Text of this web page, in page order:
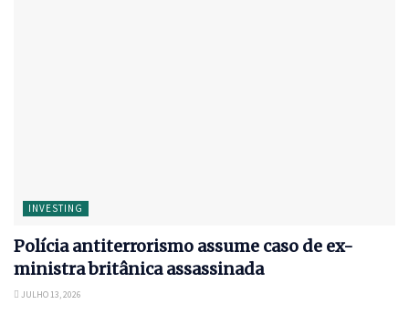
INVESTING
Polícia antiterrorismo assume caso de ex-
ministra britânica assassinada
JULHO 13, 2026